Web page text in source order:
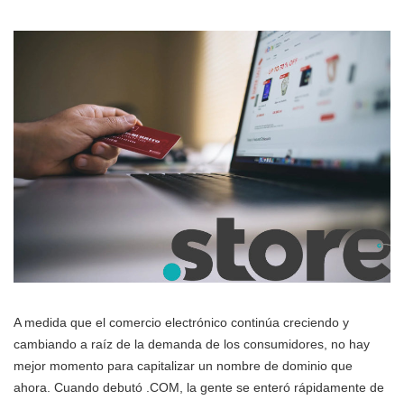
A medida que el comercio electrónico continúa creciendo y
cambiando a raíz de la demanda de los consumidores, no hay
mejor momento para capitalizar un nombre de dominio que
ahora. Cuando debutó .COM, la gente se enteró rápidamente de